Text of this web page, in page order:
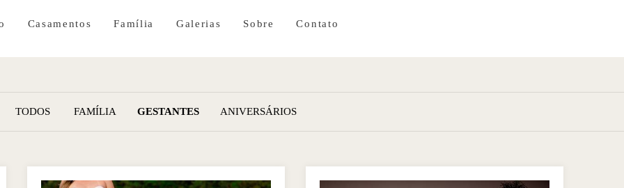
Casamentos Família Galerias Sobre Contato
TODOS FAMÍLIA GESTANTES ANIVERSÁRIOS